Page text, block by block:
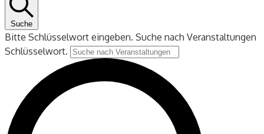
Suche
Bitte Schlüsselwort eingeben. Suche nach Veranstaltungen
Schlüsselwort.